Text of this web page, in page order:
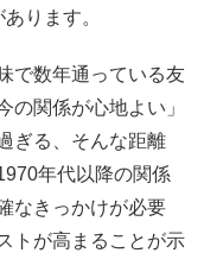
ります。
で数年通っている友
の関係が心地よい」
ぎる、そんな距離
年代以降の関係
なきっかけが必要
トが高まることが示